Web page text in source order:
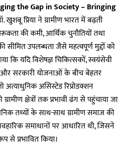
the Gap in Society – Bringing
खुशबू प्रिया ने ग्रामीण भारत में बढ़ती
की कमी, आर्थिक चुनौतियों तथा
उपलब्धता जैसे महत्वपूर्ण मुद्दों को
कि यदि विशेषज्ञ चिकित्सकों, स्वयंसेवी
सरकारी योजनाओं के बीच बेहतर
अत्याधुनिक असिस्टेड रिप्रोडक्शन
क्षेत्रों तक प्रभावी ढंग से पहुंचाया जा
तथ्यों के साथ-साथ ग्रामीण समाज की
समाधानों पर आधारित थी, जिसने
से प्रभावित किया।